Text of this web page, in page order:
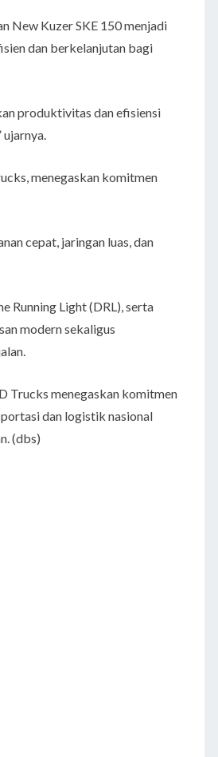
New Kuzer SKE 150 menjadi
dan berkelanjutan bagi
produktivitas dan efisiensi
menegaskan komitmen
cepat, jaringan luas, dan
Running Light (DRL), serta
modern sekaligus
Trucks menegaskan komitmen
dan logistik nasional
(dbs)